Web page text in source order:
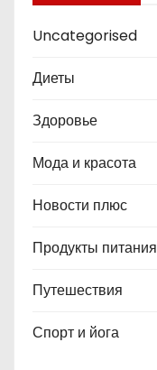
Uncategorised
Диеты
Здоровье
Мода и красота
Новости плюс
Продукты питания
Путешествия
Спорт и йога